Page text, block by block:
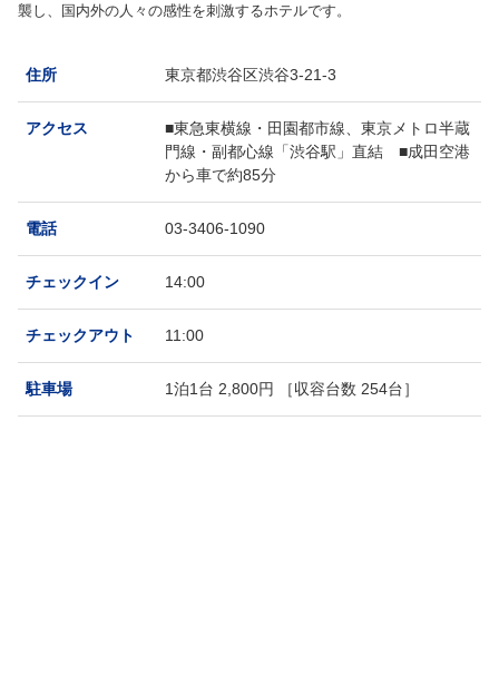
襲し、国内外の人々の感性を刺激するホテルです。
住所 東京都渋谷区渋谷3-21-3
アクセス
■東急東横線・田園都市線、東京メトロ半蔵
門線・副都心線「渋谷駅」直結 ■成田空港
から車で約85分
電話 03-3406-1090
チェックイン 14:00
チェックアウト 11:00
駐車場 1泊1台 2,800円 ［収容台数 254台］